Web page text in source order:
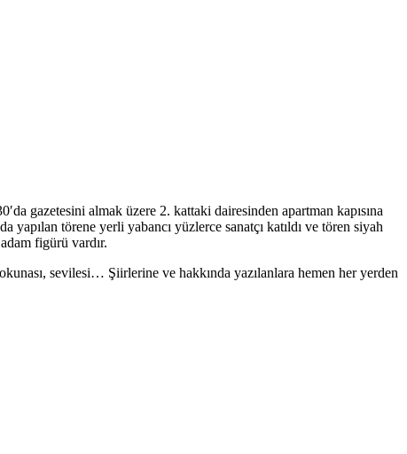
gazetesini almak üzere 2. kattaki dairesinden apartman kapısına
yapılan törene yerli yabancı yüzlerce sanatçı katıldı ve tören siyah
figürü vardır.
sevilesi… Şiirlerine ve hakkında yazılanlara hemen her yerden